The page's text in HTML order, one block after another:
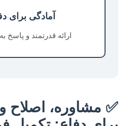
آمادگی برای
ارائه قدرتمند و پاسخ
✅ مشاوره، اصلاح